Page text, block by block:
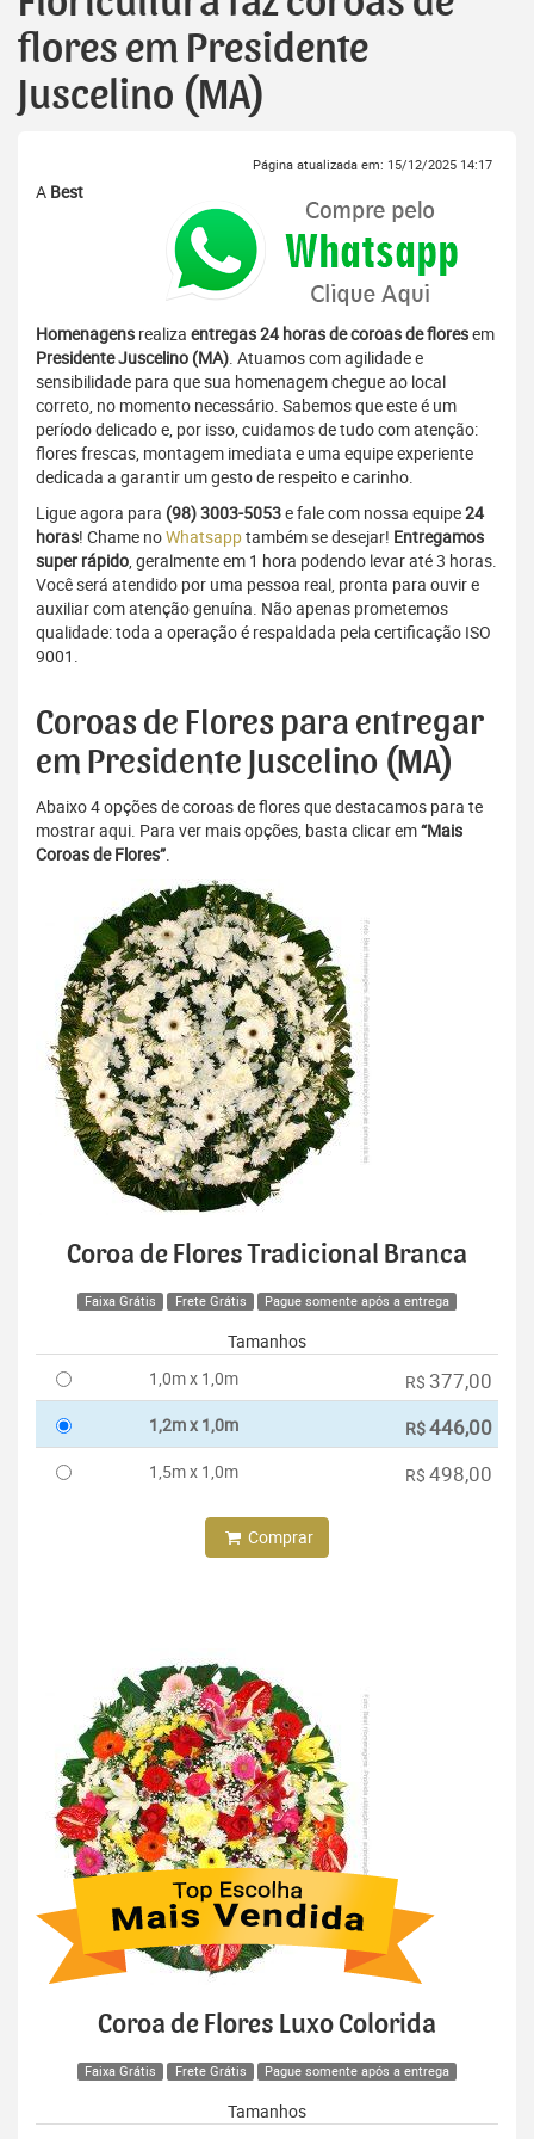
flores em Presidente
Juscelino (MA)
Página atualizada em: 15/12/2025 14:17
A Best
Homenagens realiza entregas 24 horas de coroas de floresem
Presidente Juscelino (MA). Atuamos com agilidade e
sensibilidade para que sua homenagem chegue ao local
correto, no momento necessário. Sabemos que este é um
período delicado e, por isso, cuidamos de tudo com atenção:
flores frescas, montagem imediata e uma equipe experiente
dedicada a garantir um gesto de respeito e carinho.
Ligue agora para (98) 3003-5053e fale com nossa equipe24
horas! Chame noWhatsapptambém se desejar! Entregamos
super rápido, geralmente em 1 hora podendo levar até 3 horas.
Você será atendido por uma pessoa real, pronta para ouvir e
auxiliar com atenção genuína. Não apenas prometemos
qualidade: toda a operação é respaldada pela certificação ISO
9001.
Coroas de Flores para entregar
em Presidente Juscelino (MA)
Abaixo 4 opções de coroas de flores que destacamos para te
mostrar aqui. Para ver mais opções, basta clicar em“Mais
Coroas de Flores”.
Coroa de Flores Tradicional Branca
Faixa Grátis Frete Grátis Pague somente após a entrega
Tamanhos
1,0m x 1,0m
R$ 377,00
1,2m x 1,0m R$446,00
1,5m x 1,0m R$ 498,00
Comprar
Coroa de Flores Luxo Colorida
Faixa Grátis Frete Grátis Pague somente após a entrega
Tamanhos